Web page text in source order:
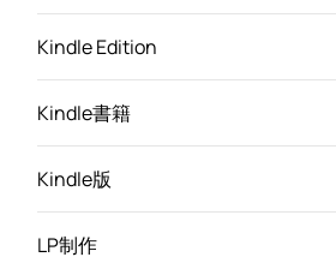
Kindle Edition
Kindle書籍
Kindle版
LP制作